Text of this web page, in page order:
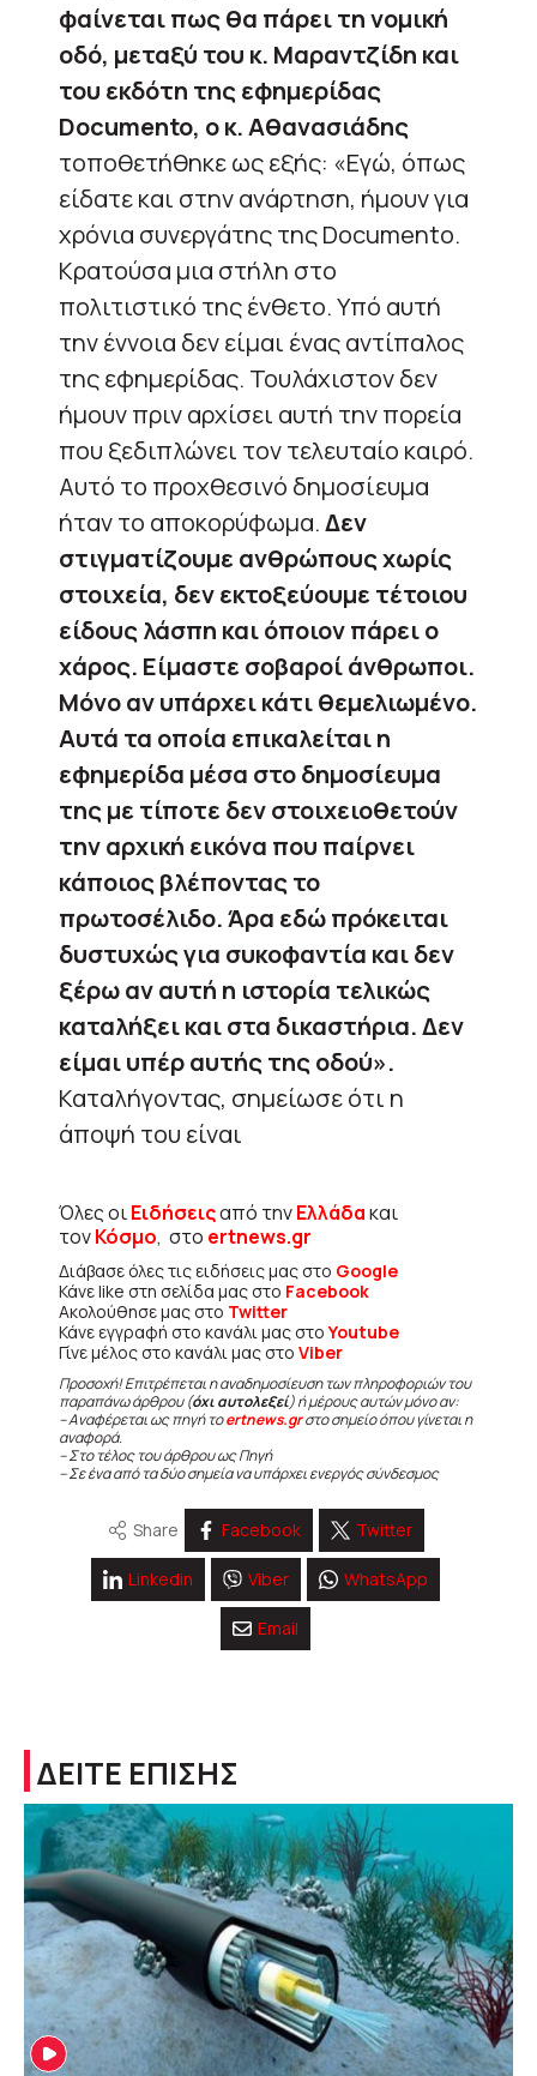
φαίνεται πως θα πάρει τη νομική
οδό, μεταξύ του κ. Μαραντζίδη και
του εκδότη της εφημερίδας
Documento, ο κ. Αθανασιάδης
τοποθετήθηκε ως εξής: «Εγώ, όπως
είδατε και στην ανάρτηση, ήμουν για
χρόνια συνεργάτης της Documento.
Κρατούσα μια στήλη στο
πολιτιστικό της ένθετο. Υπό αυτή
την έννοια δεν είμαι ένας αντίπαλος
της εφημερίδας. Τουλάχιστον δεν
ήμουν πριν αρχίσει αυτή την πορεία
που ξεδιπλώνει τον τελευταίο καιρό.
Αυτό το προχθεσινό δημοσίευμα
ήταν το αποκορύφωμα.Δεν
στιγματίζουμε ανθρώπους χωρίς
στοιχεία, δεν εκτοξεύουμε τέτοιου
είδους λάσπη και όποιον πάρει ο
χάρος. Είμαστε σοβαροί άνθρωποι.
Μόνο αν υπάρχει κάτι θεμελιωμένο.
Αυτά τα οποία επικαλείται η
εφημερίδα μέσα στο δημοσίευμα
της με τίποτε δεν στοιχειοθετούν
την αρχική εικόνα που παίρνει
κάποιος βλέποντας το
πρωτοσέλιδο. Άρα εδώ πρόκειται
δυστυχώς για συκοφαντία και δεν
ξέρω αν αυτή η ιστορία τελικώς
καταλήξει και στα δικαστήρια. Δεν
είμαι υπέρ αυτής της οδού».
Καταλήγοντας, σημείωσε ότι η
άποψή του είναι
Όλες οιΕιδήσειςαπό τηνΕλλάδακαι
τονΚόσμο, στο ertnews.gr
Διάβασε όλες τις ειδήσεις μας στο Google
Κάνε like στη σελίδα μας στο Facebook
Ακολούθησε μας στο Twitter
Κάνε εγγραφή στο κανάλι μας στοYoutube
Γίνε μέλος στο κανάλι μας στο Viber
Προσοχή! Επιτρέπεται η αναδημοσίευση των πληροφοριών του
παραπάνω άρθρου (όχι αυτολεξεί) ή μέρους αυτών μόνο αν:
– Αναφέρεται ως πηγή τοertnews.grστο σημείο όπου γίνεται η
αναφορά.
– Στο τέλος του άρθρου ως Πηγή
– Σε ένα από τα δύο σημεία να υπάρχει ενεργός σύνδεσμος
Share Facebook Twitter
Linkedin Viber WhatsApp
Email
ΔΕΙΤΕ ΕΠΙΣΗΣ